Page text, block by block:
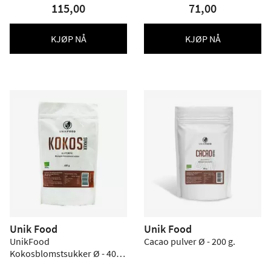
115,00
KJØP NÅ
71,00
KJØP NÅ
Unik Food
UnikFood
Kokosblomstsukker Ø - 400
Unik Food
Cacao pulver Ø - 200 g.